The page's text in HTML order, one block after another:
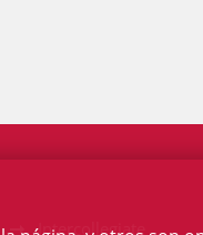
Intercollegiate